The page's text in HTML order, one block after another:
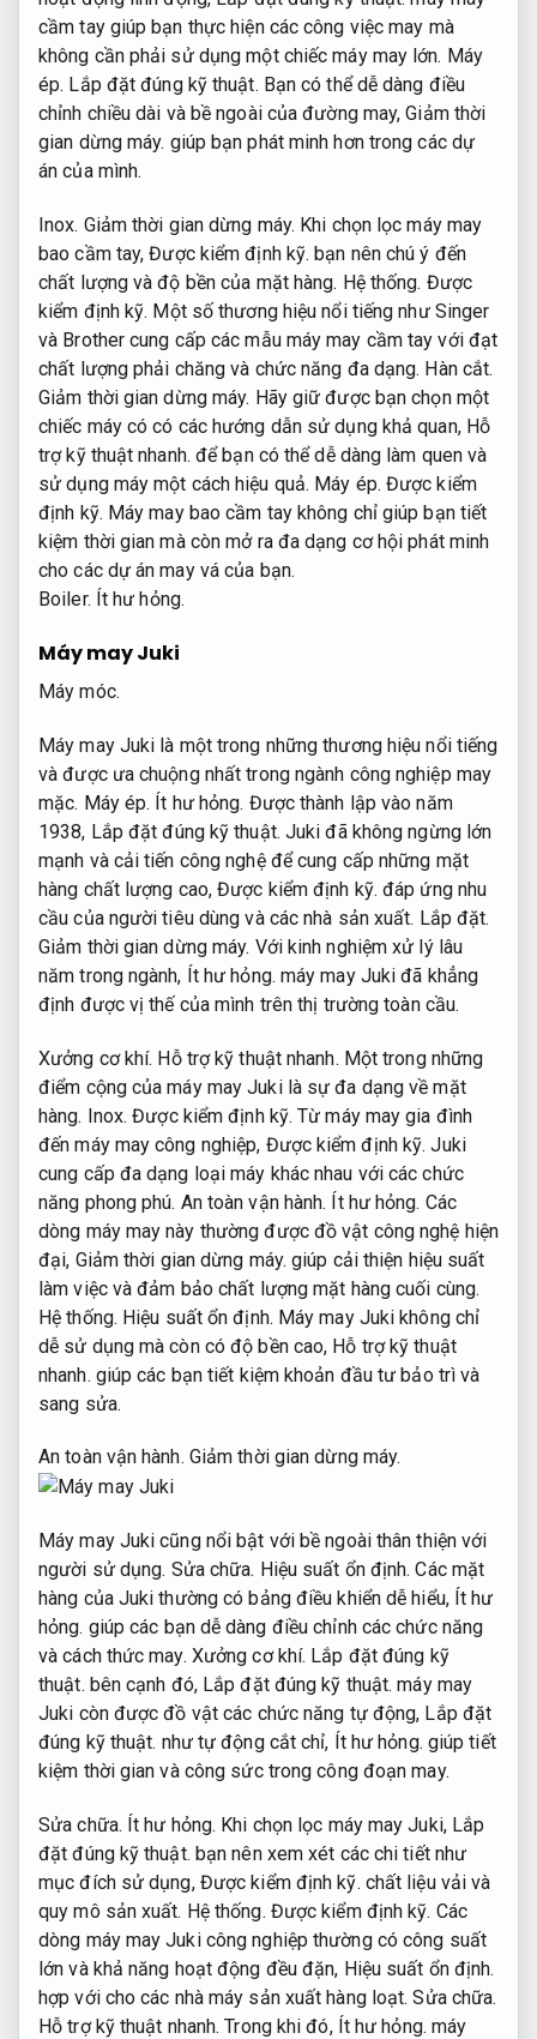
cầm tay giúp bạn thực hiện các công việc may mà
không cần phải sử dụng một chiếc máy may lớn. Máy
ép. Lắp đặt đúng kỹ thuật. Bạn có thể dễ dàng điều
chỉnh chiều dài và bề ngoài của đường may,Giảm thời
gian dừng máy. giúp bạn phát minh hơn trong các dự
án của mình.
Inox. Giảm thời gian dừng máy. Khi chọn lọc máy may
bao cầm tay,Được kiểm định kỹ. bạn nên chú ý đến
chất lượng và độ bền của mặt hàng. Hệ thống. Được
kiểm định kỹ. Một số thương hiệu nổi tiếng như Singer
và Brother cung cấp các mẫu máy may cầm tay với đạt
chất lượng phải chăng và chức năng đa dạng. Hàn cắt.
Giảm thời gian dừng máy. Hãy giữ được bạn chọn một
chiếc máy có có các hướng dẫn sử dụng khả quan, Hỗ
trợ kỹ thuật nhanh. để bạn có thể dễ dàng làm quen và
sử dụng máy một cách hiệu quả. Máy ép. Được kiểm
định kỹ. Máy may bao cầm tay không chỉ giúp bạn tiết
kiệm thời gian mà còn mở ra đa dạng cơ hội phát minh
cho các dự án may vá của bạn.
Boiler. Ít hư hỏng.
Máy may Juki
Máy móc.
Máy may Juki là một trong những thương hiệu nổi tiếng
và được ưa chuộng nhất trong ngành công nghiệp may
mặc. Máy ép. Ít hư hỏng. Được thành lập vào năm
1938, Lắp đặt đúng kỹ thuật. Juki đã không ngừng lớn
mạnh và cải tiến công nghệ để cung cấp những mặt
hàng chất lượng cao,Được kiểm định kỹ. đáp ứng nhu
cầu của người tiêu dùng và các nhà sản xuất. Lắp đặt.
Giảm thời gian dừng máy. Với kinh nghiệm xử lý lâu
năm trong ngành, Ít hư hỏng. máy may Juki đã khẳng
định được vị thế của mình trên thị trường toàn cầu.
Xưởng cơ khí. Hỗ trợ kỹ thuật nhanh. Một trong những
điểm cộng của máy may Juki là sự đa dạng về mặt
hàng. Inox. Được kiểm định kỹ. Từ máy may gia đình
đến máy may công nghiệp, Được kiểm định kỹ. Juki
cung cấp đa dạng loại máy khác nhau với các chức
năng phong phú. An toàn vận hành. Ít hư hỏng. Các
dòng máy may này thường được đồ vật công nghệ hiện
đại, Giảm thời gian dừng máy. giúp cải thiện hiệu suất
làm việc và đảm bảo chất lượng mặt hàng cuối cùng.
Hệ thống. Hiệu suất ổn định. Máy may Juki không chỉ
dễ sử dụng mà còn có độ bền cao, Hỗ trợ kỹ thuật
nhanh. giúp các bạn tiết kiệm khoản đầu tư bảo trì và
sang sửa.
An toàn vận hành. Giảm thời gian dừng máy.
Máy may Juki cũng nổi bật với bề ngoài thân thiện với
người sử dụng. Sửa chữa. Hiệu suất ổn định. Các mặt
hàng của Juki thường có bảng điều khiển dễ hiểu, Ít hư
hỏng. giúp các bạn dễ dàng điều chỉnh các chức năng
và cách thức may. Xưởng cơ khí. Lắp đặt đúng kỹ
thuật. bên cạnh đó, Lắp đặt đúng kỹ thuật. máy may
Juki còn được đồ vật các chức năng tự động, Lắp đặt
đúng kỹ thuật. như tự động cắt chỉ, Ít hư hỏng. giúp tiết
kiệm thời gian và công sức trong công đoạn may.
Sửa chữa. Ít hư hỏng. Khi chọn lọc máy may Juki, Lắp
đặt đúng kỹ thuật. bạn nên xem xét các chi tiết như
mục đích sử dụng, Được kiểm định kỹ. chất liệu vải và
quy mô sản xuất. Hệ thống. Được kiểm định kỹ. Các
dòng máy may Juki công nghiệp thường có công suất
lớn và khả năng hoạt động đều đặn, Hiệu suất ổn định.
hợp với cho các nhà máy sản xuất hàng loạt.Sửa chữa.
Hỗ trợ kỹ thuật nhanh. Trong khi đó, Ít hư hỏng. máy